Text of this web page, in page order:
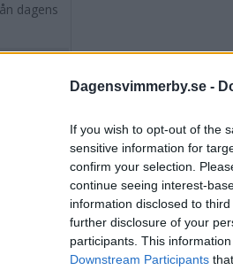
Dagensvimmerby.se -
If you wish to opt-out of the
sensitive information for
confirm your selection.
continue seeing interest-
information disclosed to
further disclosure of your
participants. This
Downstream Participants
dagens
om
Examen
tekniker
jobb